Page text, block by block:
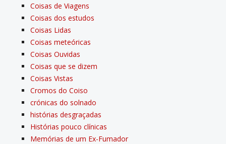
Coisas de Viagens
Coisas dos estudos
Coisas Lidas
Coisas meteóricas
Coisas Ouvidas
Coisas que se dizem
Coisas Vistas
Cromos do Coiso
crónicas do solnado
histórias desgraçadas
Histórias pouco clí­nicas
Memórias de um Ex-Fumador